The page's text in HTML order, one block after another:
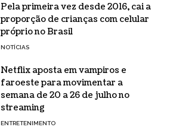
Pela primeira vez desde 2016, cai a
proporção de crianças com celular
próprio no Brasil
NOTÍCIAS
Netflix aposta em vampiros e
faroeste para movimentar a
semana de 20 a 26 de julho no
streaming
ENTRETENIMENTO